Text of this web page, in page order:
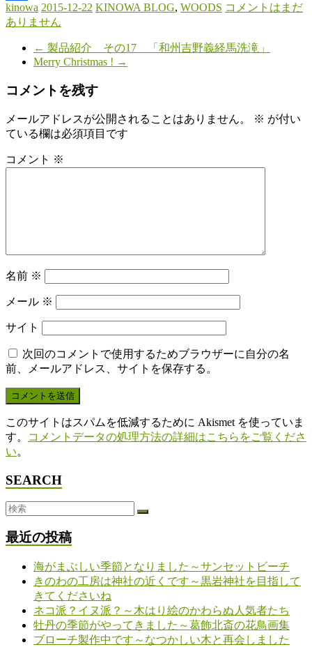
共
kinowa 2015-12-22 KINOWA BLOG, WOODS コメントはまだ
ありません
← 製品紹介 その17 「和州吉野義経馬洗滝」
Merry Christmas ! →
コメントを残す
メールアドレスが公開されることはありません。 ※ が付い
ている欄は必須項目です
コメント ※
名前 ※
メール ※
サイト
次回のコメントで使用するためブラウザーに自分の名
前、メールアドレス、サイトを保存する。
このサイトはスパムを低減するために Akismet を使っていま
す。
コメントデータの処理方法の詳細はこちらをご覧くださ
い。
SEARCH
最近の投稿
海がまぶしい季節となりました～サンセットビーチ
きのわの工房は神社の近くです～黒岩神社を目指して
きてくださいね
ネコ派？イヌ派？～木はり絵のかわらぬ人気者たち
牡丹の季節がやってきました～葛飾北斎の花鳥画集
ブローチ製作中です～なつかしい木と再会しました